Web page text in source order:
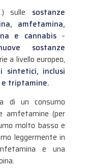
sulle sostanze
amfetamina,
e cannabis –
sostanze
a livello europeo,
sintetici, inclusi
triptamine.
di un consumo
amfetamine (per
molto basso e
leggermente in
e una